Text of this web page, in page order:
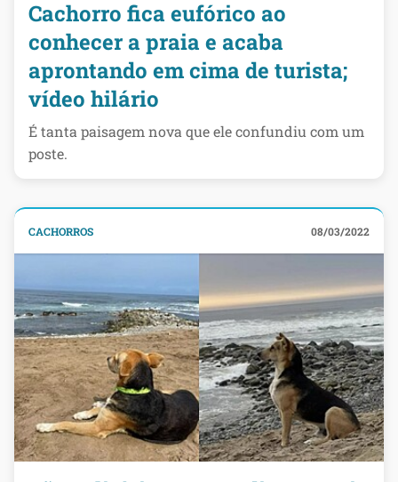
Cachorro fica eufórico ao
conhecer a praia e acaba
aprontando em cima de turista;
vídeo hilário
É tanta paisagem nova que ele confundiu com um
poste.
CACHORROS 08/03/2022